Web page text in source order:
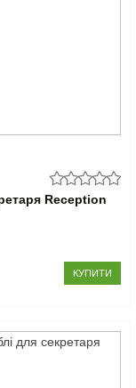
Reception
КУПИТИ